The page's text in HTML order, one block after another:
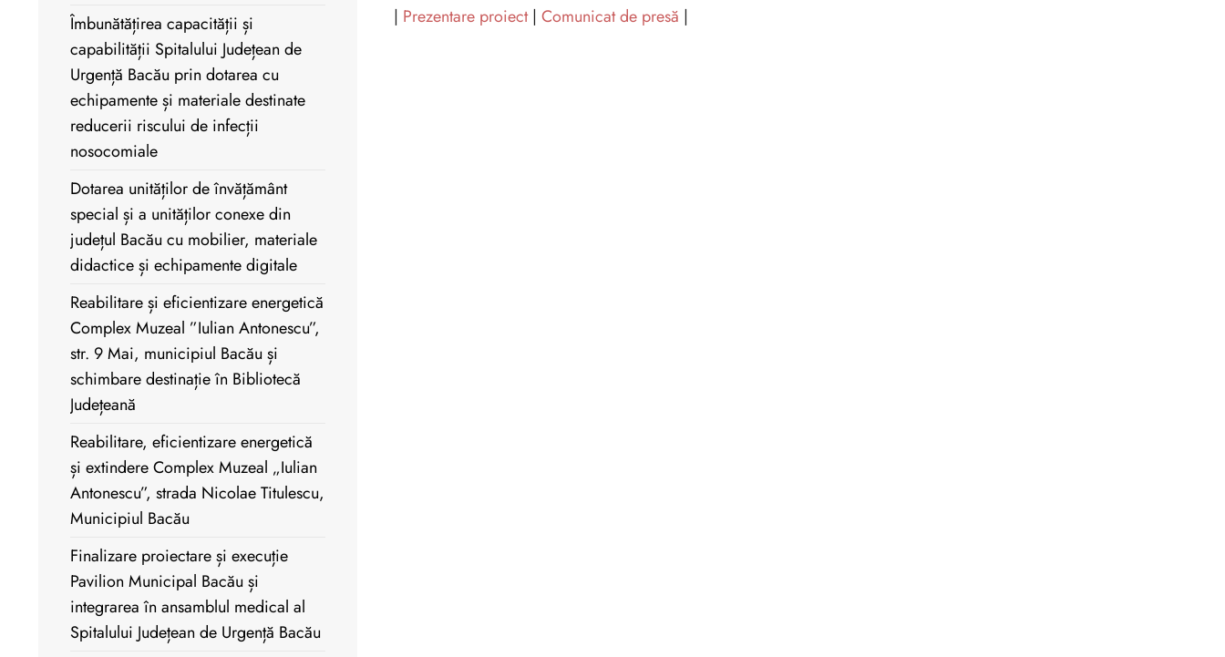
| Prezentare proiect| Comunicat de presă |
Îmbunătățirea capacității și
capabilității Spitalului Județean de
Urgență Bacău prin dotarea cu
echipamente și materiale destinate
reducerii riscului de infecții
nosocomiale
Dotarea unităților de învățământ
special și a unităților conexe din
județul Bacău cu mobilier, materiale
didactice și echipamente digitale
Reabilitare și eficientizare energetică
Complex Muzeal ”Iulian Antonescu”,
str. 9 Mai, municipiul Bacău și
schimbare destinație în Bibliotecă
Județeană
Reabilitare, eficientizare energetică
și extindere Complex Muzeal „Iulian
Antonescu”, strada Nicolae Titulescu,
Municipiul Bacău
Finalizare proiectare și execuție
Pavilion Municipal Bacău și
integrarea în ansamblul medical al
Spitalului Județean de Urgență Bacău